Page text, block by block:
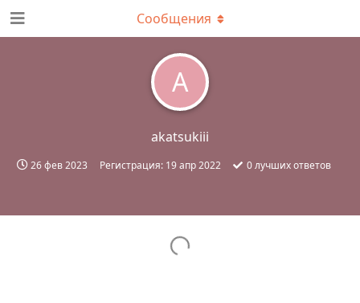
A
akatsukiii
26 фев 2023 Регистрация: 19 апр 2022 0лучших ответов
Сообщения